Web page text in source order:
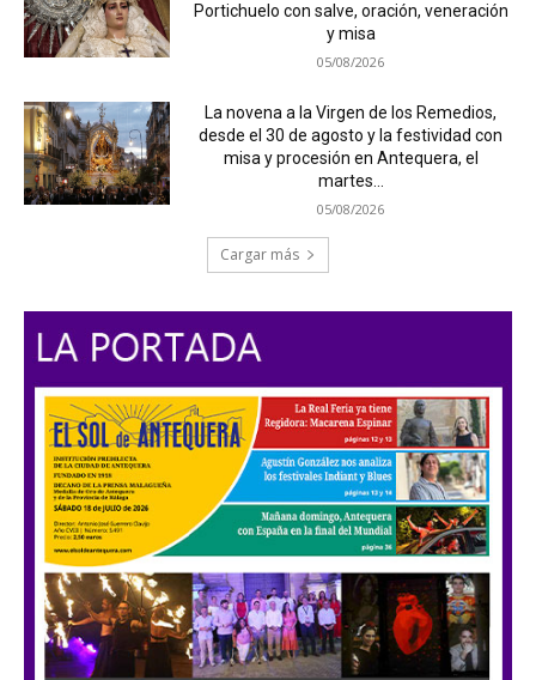
Portichuelo con salve, oración, veneración
y misa
05/08/2026
La novena a la Virgen de los Remedios,
desde el 30 de agosto y la festividad con
misa y procesión en Antequera, el
martes...
05/08/2026
Cargar más